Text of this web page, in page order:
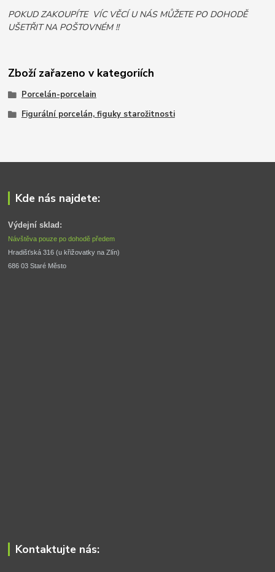
POKUD ZAKOUPÍTE VÍC VĚCÍ U NÁS MŮŽETE PO DOHODĚ
UŠETŘIT NA POŠTOVNÉM !!
Zboží zařazeno v kategoriích
Porcelán-porcelain
Figurální porcelán, figuky starožitnosti
Kde nás najdete:
Výdejní sklad:
Návštěva pouze po dohodě předem
Hradišťská 316 (u křižovatky na Zlín)
686 03 Staré Město
Kontaktujte nás: